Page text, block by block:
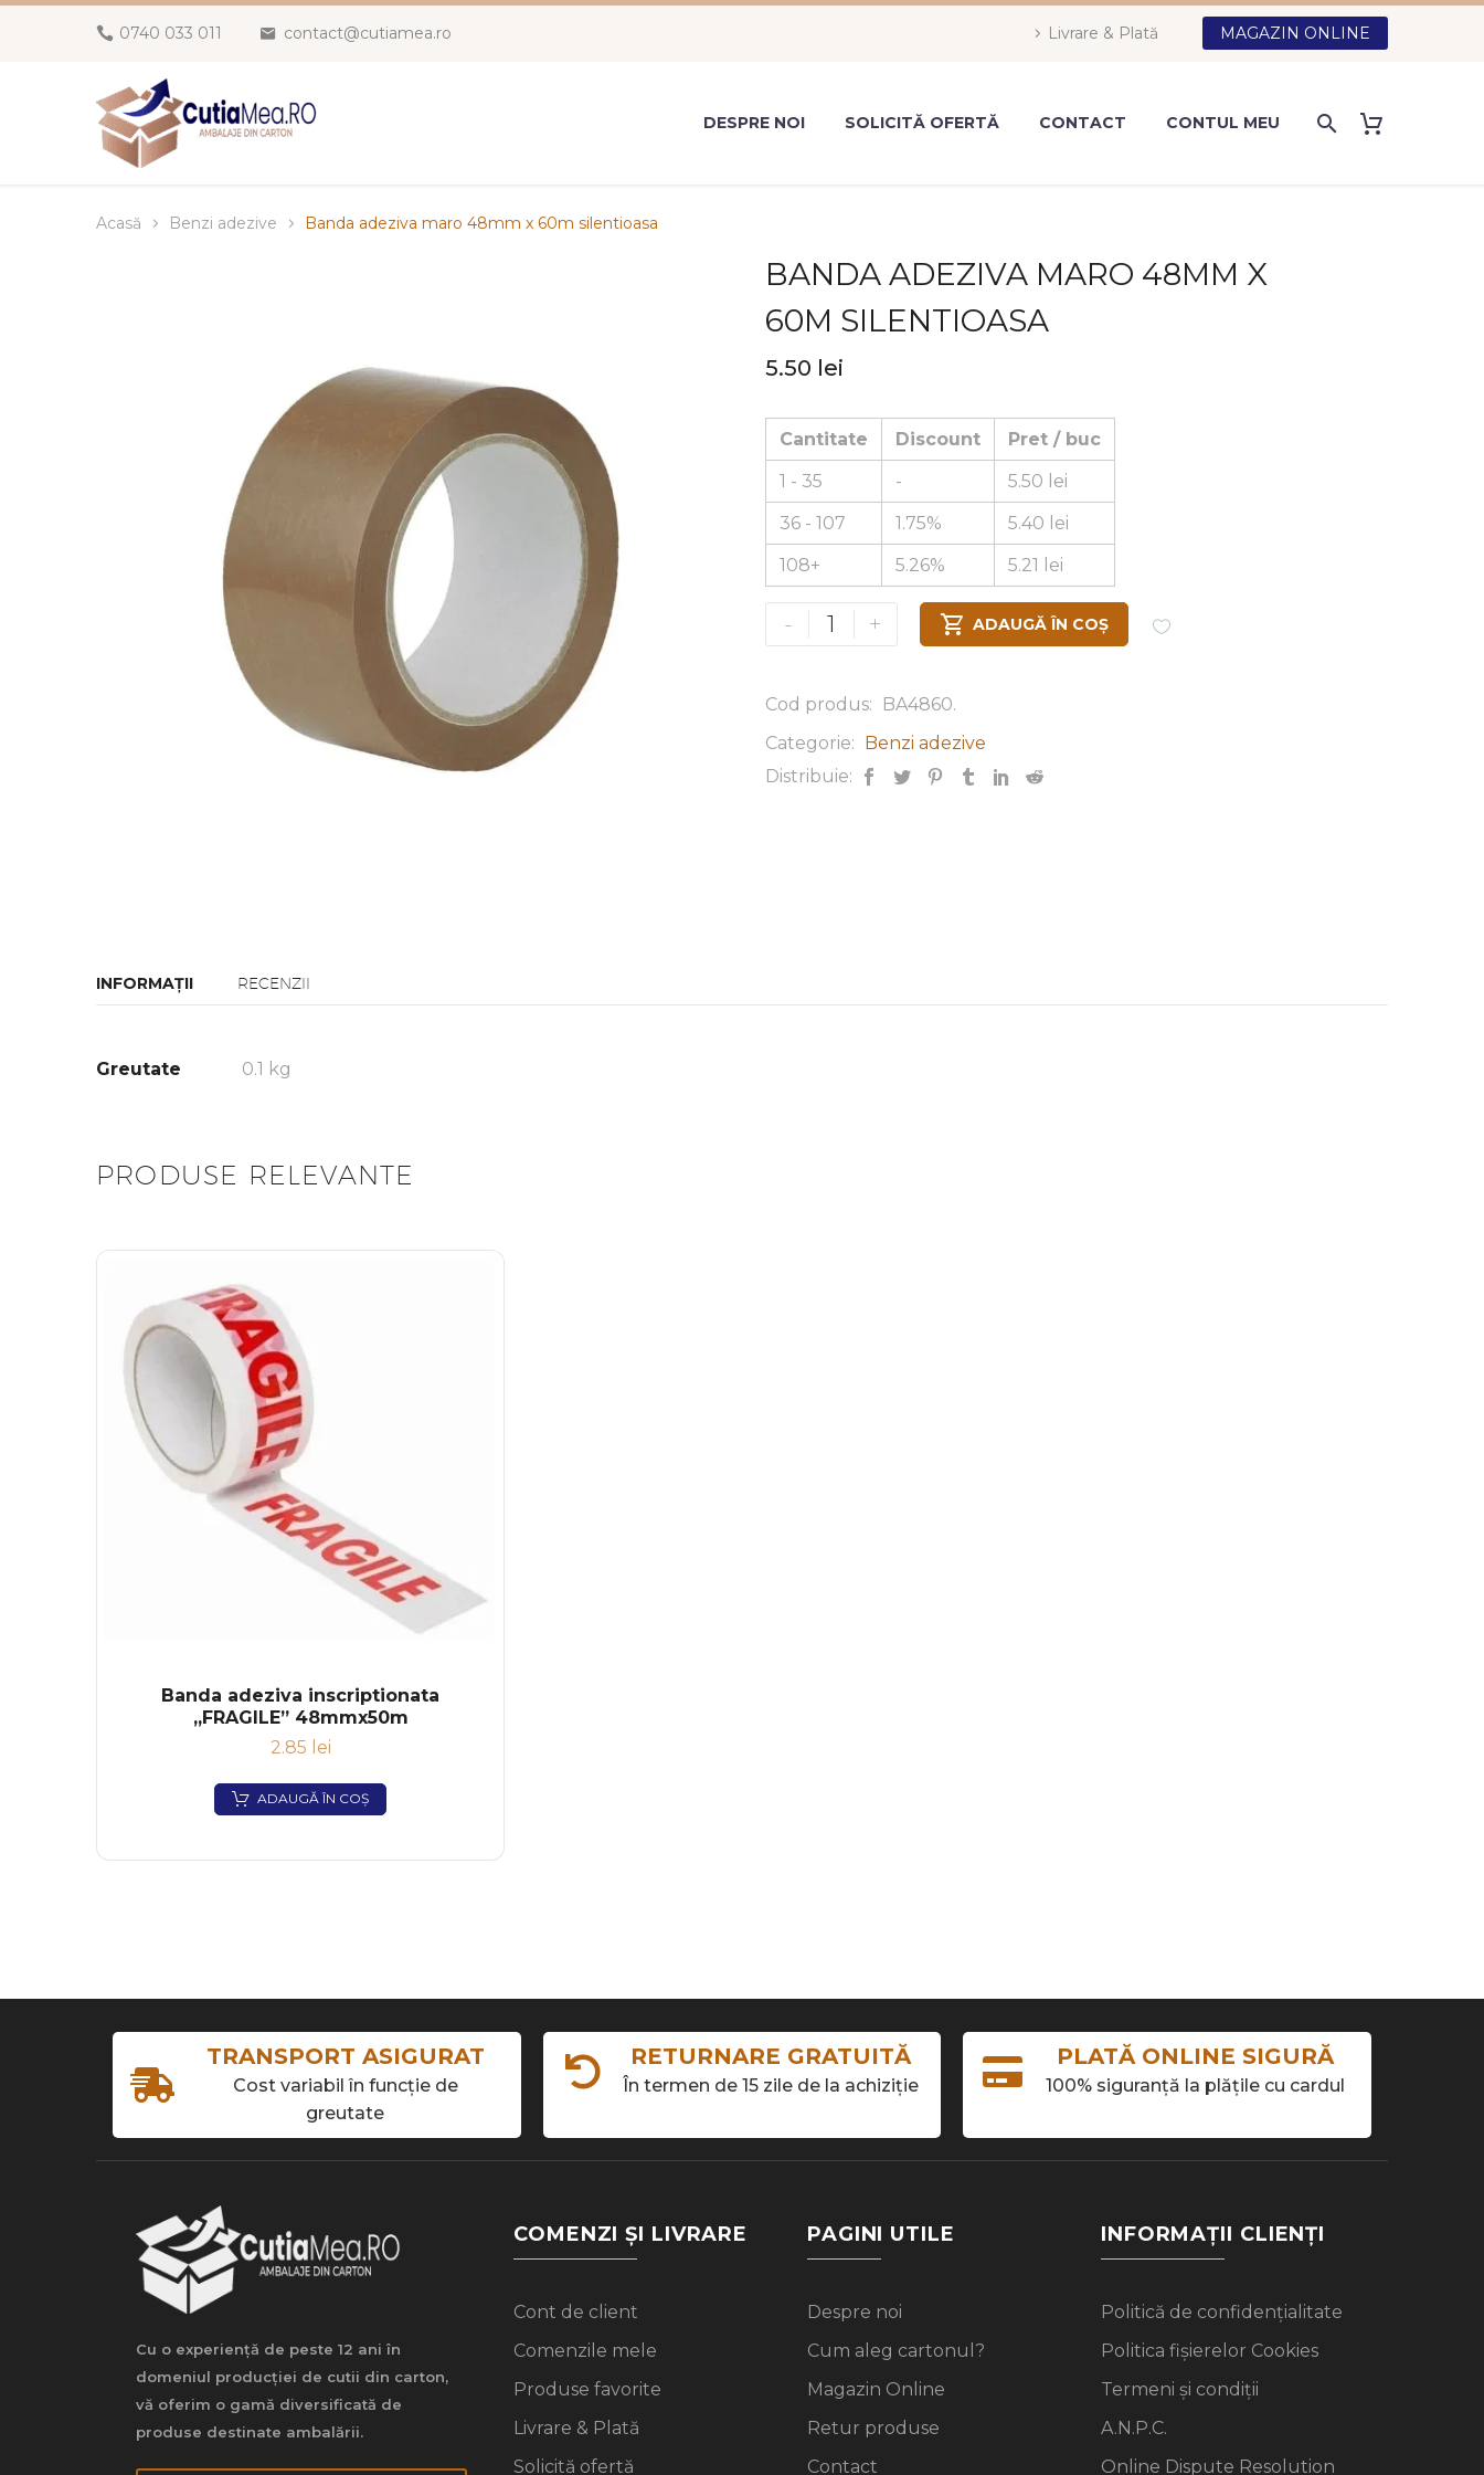
0740 033 011 contact@cutiamea.ro Livrare & Plată MAGAZIN ONLINE
DESPRE NOI SOLICITĂ OFERTĂ CONTACT CONTUL MEU
Acasă Benzi adezive Banda adeziva maro 48mm x 60m silentioasa
BANDA ADEZIVA MARO 48MM X
60M SILENTIOASA
5.50 lei
Cantitate Discount
Pret / buc
1 - 35
- 5.50 lei
36 - 107
1.75% 5.40 lei
108+
5.26% 5.21 lei
- +  ADAUGĂ ÎN COȘ 
Cod produs: BA4860.
Categorie: Benzi adezive
Distribuie:
INFORMAȚII RECENZII
Greutate 0.1 kg
PRODUSE RELEVANTE
Banda adeziva inscriptionata
„FRAGILE” 48mmx50m
2.85 lei
ADAUGĂ ÎN COȘ
TRANSPORT ASIGURAT
Cost variabil în funcție de
greutate
RETURNARE GRATUITĂ
În termen de 15 zile de la achiziție
PLATĂ ONLINE SIGURĂ
100% siguranță la plățile cu cardul
Cu o experiență de peste 12 ani în
domeniul producției de cutii din carton,
vă oferim o gamă diversificată de
produse destinate ambalării.
COMENZI ȘI LIVRARE
Cont de client
Comenzile mele
Produse favorite
Livrare & Plată
Solicită ofertă
PAGINI UTILE
Despre noi
Cum aleg cartonul?
Magazin Online
Retur produse
Contact
INFORMAȚII CLIENȚI
Politică de confidențialitate
Politica fișierelor Cookies
Termeni și condiții
A.N.P.C.
Online Dispute Resolution